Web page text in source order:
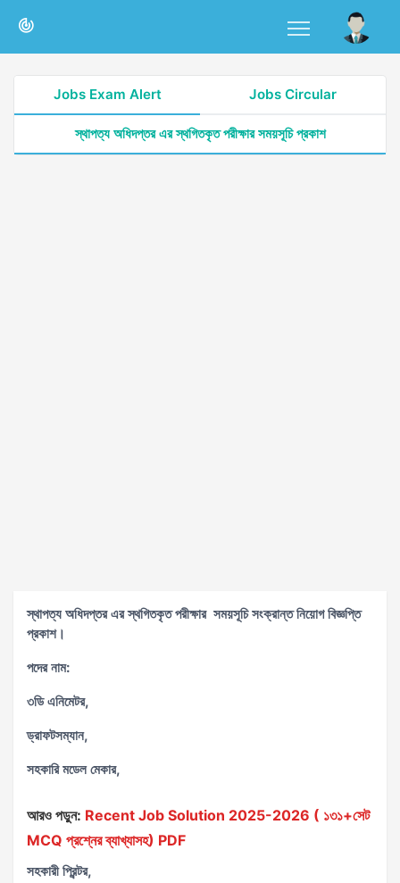
Jobs Exam Alert Jobs Circular
স্থাপত্য অধিদপ্তর এর স্থগিতকৃত পরীক্ষার সময়সূচি প্রকাশ
স্থাপত্য অধিদপ্তর এর স্থগিতকৃত পরীক্ষার সময়সূচি সংক্রান্ত নিয়োগ বিজ্ঞপ্তি
প্রকাশ।
পদের নাম:
৩ডি এনিমেটর,
ড্রাফটসম্যান,
সহকারি মডেল মেকার,
আরও পড়ুন: Recent Job Solution 2025-2026 ( ১৩১+সেট
MCQ প্রশ্নের ব্যাখ্যাসহ) PDF
সহকারী প্রিন্টর,